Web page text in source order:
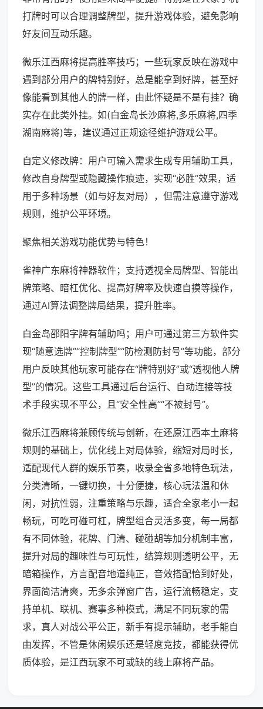
打牌时可以合理调整牌型，提升游戏体验，避免影响
好友间互动乐趣。
微乐江西麻将提高胜率技巧；一些玩家反映在游戏中
遇到部分用户的牌特别好，总是能拿到好牌，甚至好
像能看到其他人的牌一样，由此怀疑是不是有挂？确
实存在此类外挂。如(白金岛长沙麻将,多乐麻将,四季
湖南麻将)等，建议通过正规途径维护游戏公平。
自定义修改牌：用户可输入需求生成专用辅助工具，
修改自身牌型或隐藏操作痕迹，实现“必胜”效果，适
用于多种场景（如与好友对局），但需注意遵守游戏
规则，维护公平环境。
聚焦相关游戏功能优势与特色！
雀神广东麻将神器软件；支持透视全局牌型、智能出
牌策略、暗杠优化、提高好牌率及快速自摸等操作，
通过AI算法调整牌局结果，提升胜率。
白金岛邵阳字牌有辅助吗；用户可通过第三方软件实
现“随意选牌”“控制牌型”“防检测防封号”等功能，部分
用户反映其他玩家可能存在“牌特别好”或“透视他人牌
型”的情况。这些工具通过后台运行、自动连接等技
术手段实现不平公，且“安全性高”“不被封号”。
微乐江西麻将兼顾传统与创新，在还原江西本土麻将
规则的基础上，优化线上对局体验，缩短对局时长，
适配现代人群的娱乐节奏，收录全省多地特色玩法，
分类清晰，一键切换，十分便捷，核心玩法温和休
闲，对抗性弱，注重策略与乐趣，适合全家老小一起
畅玩，可吃可碰可杠，牌型组合灵活多变，每一局都
有不同体验，花牌、门清、碰碰胡等加分机制丰富，
提升对局的趣味性与可玩性，结算规则透明公平，无
暗箱操作，方言配音地道纯正，音效搭配恰到好处，
界面简洁清爽，无多余弹窗广告，运行流畅稳定，支
持单机、联机、赛事多种模式，满足不同玩家的需
求，真人对战公平公正，新手有提示辅助，老手能自
由发挥，不管是休闲娱乐还是轻度竞技，都能获得优
质体验，是江西玩家不可或缺的线上麻将产品。